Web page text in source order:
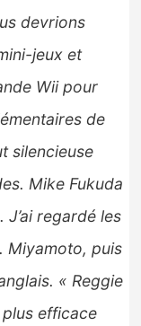
devrions
jeux et
Wii pour
de
silencieuse
Mike Fukuda
regardé les
Miyamoto, puis
« Reggie
efficace